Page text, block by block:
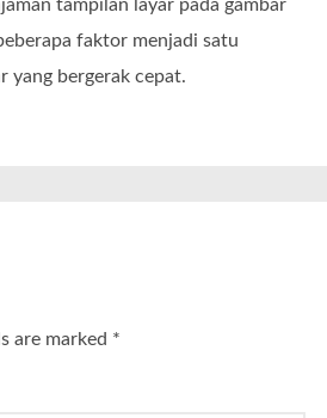
tampilan layar pada gambar
faktor menjadi satu
yang bergerak cepat.
are marked *